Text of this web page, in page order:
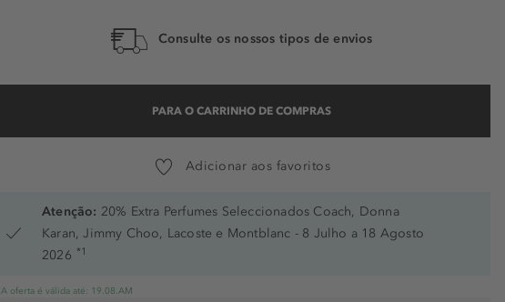
Consulte os nossos tipos de envios
PARA O CARRINHO DE COMPRAS
Adicionar aos favoritos
Atenção: 20% Extra Perfumes Seleccionados Coach, Donna
Karan, Jimmy Choo, Lacoste e Montblanc - 8 Julho a 18 Agosto
2026 *1
A oferta é válida até: 19.08.AM